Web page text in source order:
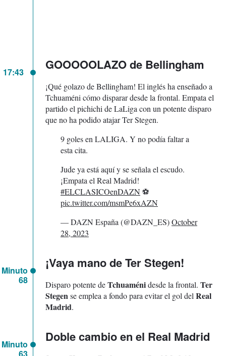
17:43 GOOOOOLAZO de Bellingham
¡Qué golazo de Bellingham! El inglés ha enseñado a
Tchuaméni cómo disparar desde la frontal. Empata el
partido el pichichi de LaLiga con un potente disparo
que no ha podido atajar Ter Stegen.
9 goles en LALIGA. Y no podía faltar a
esta cita.
Jude ya está aquí y se señala el escudo.
¡Empata el Real Madrid!
#ELCLASICOenDAZN⚽
pic.twitter.com/msmPe6xAZN
— DAZN España (@DAZN_ES)October
28, 2023
Minuto
68
¡Vaya mano de Ter Stegen!
Disparo potente deTchuaménidesde la frontal. Ter
Stegense emplea a fondo para evitar el gol delReal
Madrid.
Minuto
Doble cambio en el Real Madrid